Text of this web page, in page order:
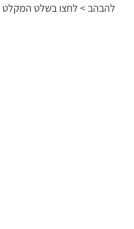
להבהב > לחצו בשלט המקלט